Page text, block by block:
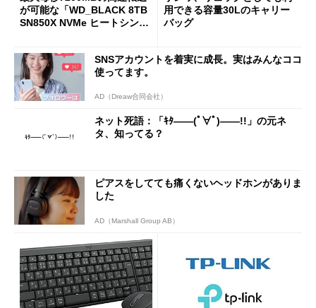
が可能な「WD_BLACK 8TB
SN850X NVMe ヒートシンク
用できる容量30Lのキャリー
バッグ
SNSアカウントを着実に成長。実はみんなココ
使ってます。
AD（Dreaw合同会社）
ネット死語：「ｷﾀ――(ﾟ∀ﾟ)――!!」の元ネ
タ、知ってる？
ピアスをしてても痛くないヘッドホンがありま
した
AD（Marshall Group AB）